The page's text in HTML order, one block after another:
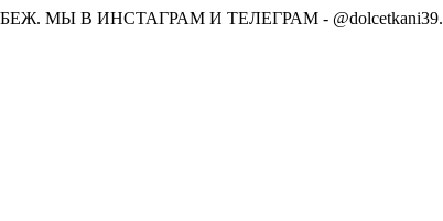
МЫ В ИНСТАГРАМ И ТЕЛЕГРАМ - @dolcetkani39.